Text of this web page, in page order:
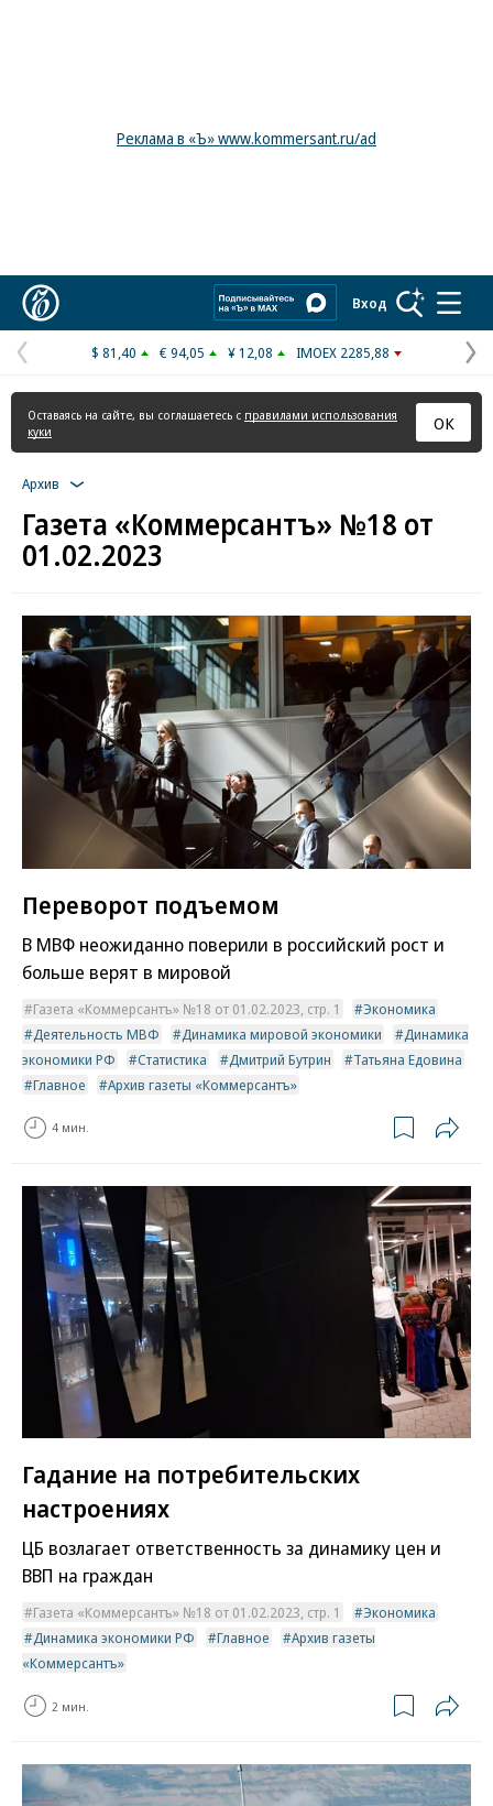
Реклама в «Ъ» www.kommersant.ru/ad
Вход
Предыдущая
страница
$ 81,40 € 94,05 ¥ 12,08 IMOEX 2285,88
Оставаясь на сайте, вы соглашаетесь с правилами использования
куки
ОК
Архив
Газета «Коммерсантъ» №18 от
01.02.2023
Переворот подъемом
В МВФ неожиданно поверили в российский рост и
больше верят в мировой
Газета «Коммерсантъ» №18 от 01.02.2023, стр. 1
Экономика
Деятельность МВФ
Динамика мировой экономики
Динамика
экономики РФ
Статистика Дмитрий Бутрин
Татьяна Едовина
Главное
Архив газеты «Коммерсантъ»
4 мин.
Гадание на потребительских
настроениях
ЦБ возлагает ответственность за динамику цен и
ВВП на граждан
Газета «Коммерсантъ» №18 от 01.02.2023, стр. 1
Экономика
Динамика экономики РФ
Главное
Архив газеты
«Коммерсантъ»
2 мин.